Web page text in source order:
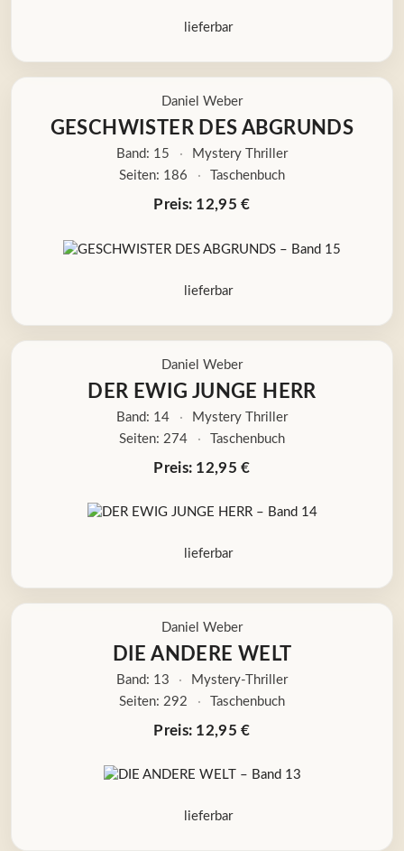
lieferbar
Daniel Weber
GESCHWISTER DES ABGRUNDS
Band: 15 ·
Mystery Thriller
Seiten: 186
· Taschenbuch
Preis: 12,95 €
lieferbar
Daniel Weber
DER EWIG JUNGE HERR
Band: 14 ·
Mystery Thriller
Seiten: 274
· Taschenbuch
Preis: 12,95 €
lieferbar
Daniel Weber
DIE ANDERE WELT
Band: 13 ·
Mystery-Thriller
Seiten: 292
· Taschenbuch
Preis: 12,95 €
lieferbar